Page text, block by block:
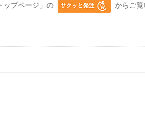
ップページ」の
からご